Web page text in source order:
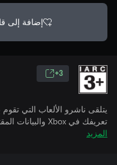
إضافة إلى
3+
يتلقى ناشرو الألعاب التي
تعريفك في Xbox والبيانات المقترنة بينما تمارس الألعاب.
المزيد